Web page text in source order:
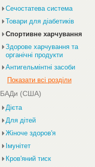
Сечостатева система
Товари для діабетиків
Спортивне харчування
Здорове харчування та
органічні продукти
Антигельмінтні засоби
Показати всі розділи
БАДи (США)
Дієта
Для дітей
Жіноче здоров'я
Імунітет
Кров'яний тиск